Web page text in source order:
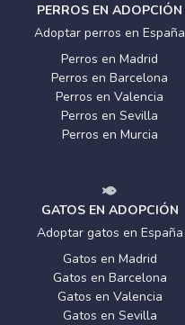
PERROS EN ADOPCIÓN
Adoptar perros en España
Perros en Madrid
Perros en Barcelona
Perros en Valencia
Perros en Sevilla
Perros en Murcia
GATOS EN ADOPCIÓN
Adoptar gatos en España
Gatos en Madrid
Gatos en Barcelona
Gatos en Valencia
Gatos en Sevilla